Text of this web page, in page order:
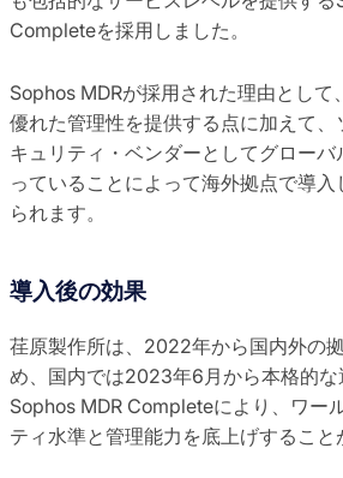
Completeを採用しました。
Sophos MDRが採用された理由として
優れた管理性を提供する点に加えて
キュリティ・ベンダーとしてグロー
っていることによって海外拠点で導
られます。
導入後の効果
荏原製作所は、2022年から国内外の
め、国内では2023年6月から本格的な
Sophos MDR Completeにより、ワー
ティ水準と管理能力を底上げすること